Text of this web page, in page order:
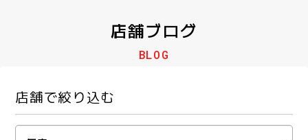
店舗ブログ
BLOG
店舗で絞り込む